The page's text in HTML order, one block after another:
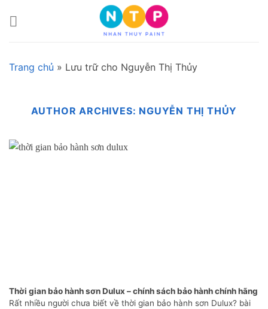
Trang chủ » Lưu trữ cho Nguyễn Thị Thủy
AUTHOR ARCHIVES: NGUYỄN THỊ THỦY
Thời gian bảo hành sơn Dulux – chính sách bảo hành chính hãng
Rất nhiều người chưa biết về thời gian bảo hành sơn Dulux? bài